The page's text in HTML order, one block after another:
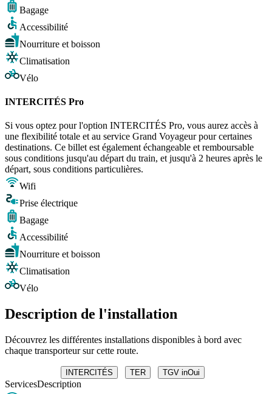
Bagage
Accessibilité
Nourriture et boisson
Climatisation
Vélo
INTERCITÉS Pro
Si vous optez pour l'option INTERCITÉS Pro, vous aurez accès à
une flexibilité totale et au service Grand Voyageur pour certaines
destinations. Ce billet est également échangeable et remboursable
sous conditions jusqu'au départ du train, et jusqu'à 2 heures après le
départ, sous conditions particulières.
Wifi
Prise électrique
Bagage
Accessibilité
Nourriture et boisson
Climatisation
Vélo
Description de l'installation
Découvrez les différentes installations disponibles à bord avec
chaque transporteur sur cette route.
INTERCITÉS TER TGV inOui
ServicesDescription